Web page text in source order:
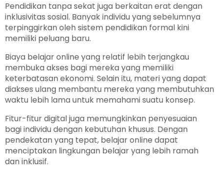
Pendidikan tanpa sekat juga berkaitan erat dengan
inklusivitas sosial. Banyak individu yang sebelumnya
terpinggirkan oleh sistem pendidikan formal kini
memiliki peluang baru.
Biaya belajar online yang relatif lebih terjangkau
membuka akses bagi mereka yang memiliki
keterbatasan ekonomi. Selain itu, materi yang dapat
diakses ulang membantu mereka yang membutuhkan
waktu lebih lama untuk memahami suatu konsep.
Fitur-fitur digital juga memungkinkan penyesuaian
bagi individu dengan kebutuhan khusus. Dengan
pendekatan yang tepat, belajar online dapat
menciptakan lingkungan belajar yang lebih ramah
dan inklusif.